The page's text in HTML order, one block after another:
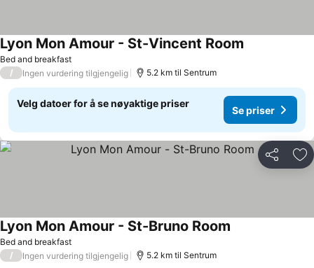
Bed and breakfast
Lyon Mon Amour - St-Vincent Room
/ Ingen vurdering tilgjengelig 5.2 km til Sentrum
Velg datoer for å se nøyaktige priser
Se priser
Del
Bed and breakfast
Lyon Mon Amour - St-Bruno Room
/ Ingen vurdering tilgjengelig 5.2 km til Sentrum